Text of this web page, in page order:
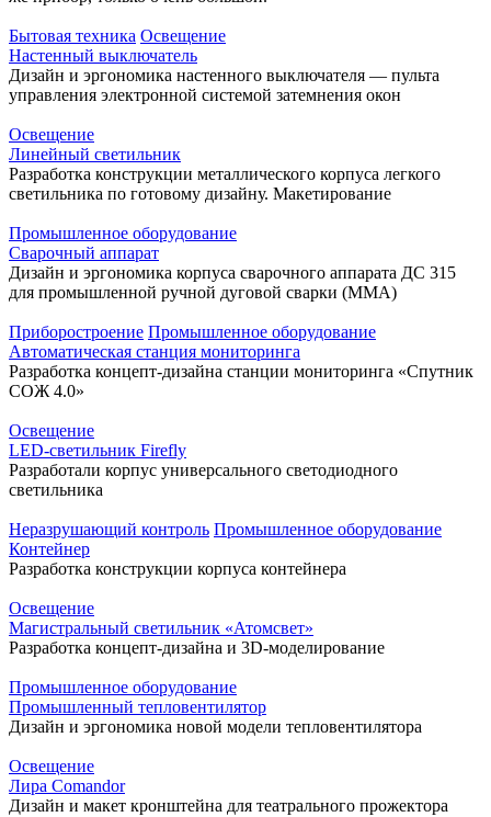
Бытовая техника Освещение
Настенный выключатель
Дизайн и эргономика настенного выключателя — пульта
управления электронной системой затемнения окон
Освещение
Линейный светильник
Разработка конструкции металлического корпуса легкого
светильника по готовому дизайну. Макетирование
Промышленное оборудование
Сварочный аппарат
Дизайн и эргономика корпуса сварочного аппарата ДС 315
для промышленной ручной дуговой сварки (ММА)
Приборостроение Промышленное оборудование
Автоматическая станция мониторинга
Разработка концепт-дизайна станции мониторинга «Спутник
СОЖ 4.0»
Освещение
LED-светильник Firefly
Разработали корпус универсального светодиодного
светильника
Неразрушающий контроль Промышленное оборудование
Контейнер
Разработка конструкции корпуса контейнера
Освещение
Магистральный светильник «Атомсвет»
Разработка концепт-дизайна и 3D-моделирование
Промышленное оборудование
Промышленный тепловентилятор
Дизайн и эргономика новой модели тепловентилятора
Освещение
Лира Comandor
Дизайн и макет кронштейна для театрального прожектора